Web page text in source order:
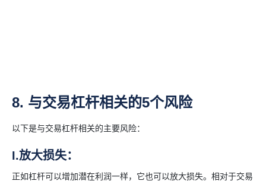
8. 与交易杠杆相关的5个风险
以下是与交易杠杆相关的主要风险：
I.放大损失：
正如杠杆可以增加潜在利润一样，它也可以放大损失。相对于交易